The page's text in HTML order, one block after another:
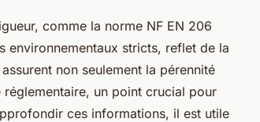
comme la norme NF EN 206
environnementaux stricts, reflet de la
non seulement la pérennité
un point crucial pour
ces informations, il est utile